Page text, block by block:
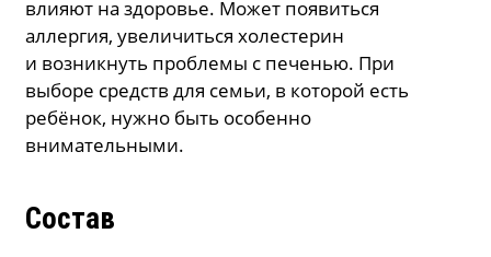
влияют на здоровье. Может появиться
аллергия, увеличиться холестерин
и возникнуть проблемы с печенью. При
выборе средств для семьи, в которой есть
ребёнок, нужно быть особенно
внимательными.
Состав